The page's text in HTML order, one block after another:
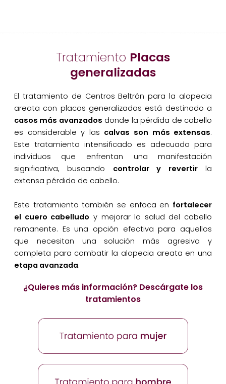
Tratamiento Placas
generalizadas
El tratamiento de Centros Beltrán para la alopecia
areata con placas generalizadas está destinado a
casos más avanzados donde la pérdida de cabello
es considerable y las calvas son más extensas.
Este tratamiento intensificado es adecuado para
individuos que enfrentan una manifestación
significativa, buscando controlar y revertirla
extensa pérdida de cabello.
Este tratamiento también se enfoca en fortalecer
el cuero cabelludo y mejorar la salud del cabello
remanente. Es una opción efectiva para aquellos
que necesitan una solución más agresiva y
completa para combatir la alopecia areata en una
etapa avanzada.
¿Quieres más información? Descárgate los
tratamientos